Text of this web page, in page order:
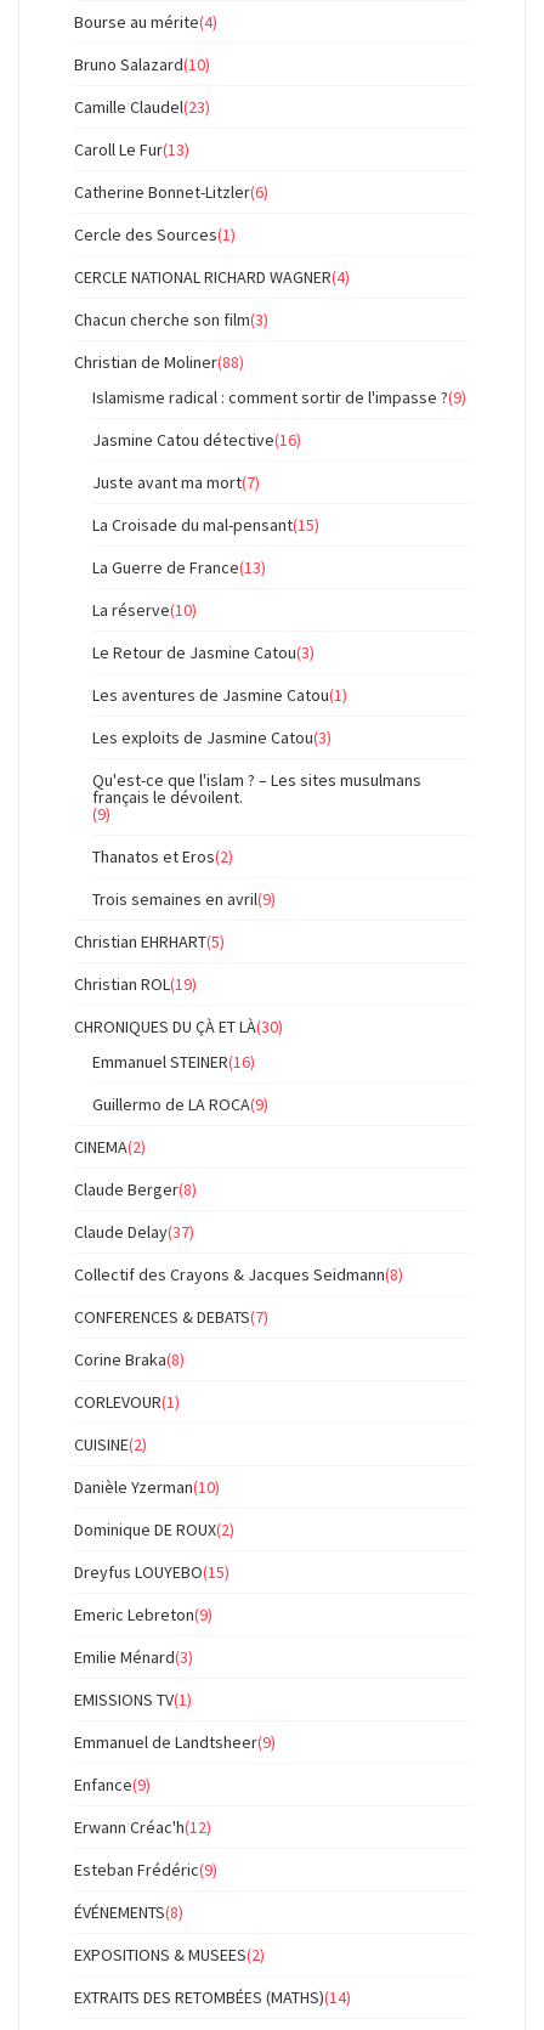
Bourse au mérite(4)
Bruno Salazard(10)
Camille Claudel(23)
Caroll Le Fur(13)
Catherine Bonnet-Litzler(6)
Cercle des Sources(1)
CERCLE NATIONAL RICHARD WAGNER(4)
Chacun cherche son film(3)
Christian de Moliner(88)
Islamisme radical : comment sortir de l'impasse ?(9)
Jasmine Catou détective(16)
Juste avant ma mort(7)
La Croisade du mal-pensant(15)
La Guerre de France(13)
La réserve(10)
Le Retour de Jasmine Catou(3)
Les aventures de Jasmine Catou(1)
Les exploits de Jasmine Catou(3)
Qu'est-ce que l'islam ? – Les sites musulmans
français le dévoilent.
(9)
Thanatos et Eros(2)
Trois semaines en avril(9)
Christian EHRHART(5)
Christian ROL(19)
CHRONIQUES DU ÇÀ ET LÀ(30)
Emmanuel STEINER(16)
Guillermo de LA ROCA(9)
CINEMA(2)
Claude Berger(8)
Claude Delay(37)
Collectif des Crayons & Jacques Seidmann(8)
CONFERENCES & DEBATS(7)
Corine Braka(8)
CORLEVOUR(1)
CUISINE(2)
Danièle Yzerman(10)
Dominique DE ROUX(2)
Dreyfus LOUYEBO(15)
Emeric Lebreton(9)
Emilie Ménard(3)
EMISSIONS TV(1)
Emmanuel de Landtsheer(9)
Enfance(9)
Erwann Créac'h(12)
Esteban Frédéric(9)
ÉVÉNEMENTS(8)
EXPOSITIONS & MUSEES(2)
EXTRAITS DES RETOMBÉES (MATHS)(14)